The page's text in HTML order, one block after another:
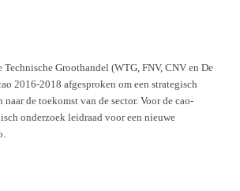
Groothandel (WTG, FNV, CNV en De
2016-2018 afgesproken om een strategisch
de toekomst van de sector. Voor de cao-
onderzoek leidraad voor een nieuwe